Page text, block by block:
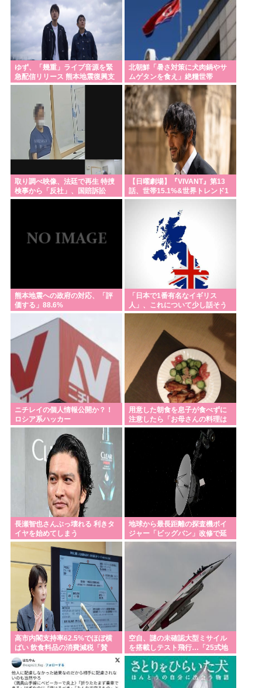
ゆず、「幾重」ライブ音源を緊
急配信リリース 熊本地震復興支
援として収益金を寄付「歌を通
じて支援の輪を広げ、届けた
北朝鮮「暑さ対策に犬肉鍋やサ
ムゲタンを食え」絶糧世帯
「…」
取り調べ映像、法廷で再生 特捜
検事から「反社」、国賠訴訟
【日曜劇場】『VIVANT』第13
話、世帯15.1%&世界トレンド1
位
熊本地震への政府の対応、「評
価する」88.6%
「日本で1番有名なイギリス
人」、これについて少し話そう
や
ニチレイの個人情報公開か？！
ロシア系ハッカー
用意した朝食を息子が食べずに
注意したら「お母さんの料理は
まずいから食べたくない」と…
「まずいなら食べなくていい。
今後は自分で食事を用意しなさ
い。お金は渡す」と言った話が
長瀬智也さんぶっ壊れる 利きタ
イヤを始めてしまう
地球から最長距離の探査機ボイ
ジャー「ビッグバン」改修で延
命 更なる探査継続目指す
高市内閣支持率62.5%でほぼ横
ばい 飲食料品の消費減税「賛
成」52.9%
空自、謎の未確認大型ミサイル
を搭載しテスト飛行…「25式地
対艦誘導弾」空中発射型が初め
て姿を見せた！